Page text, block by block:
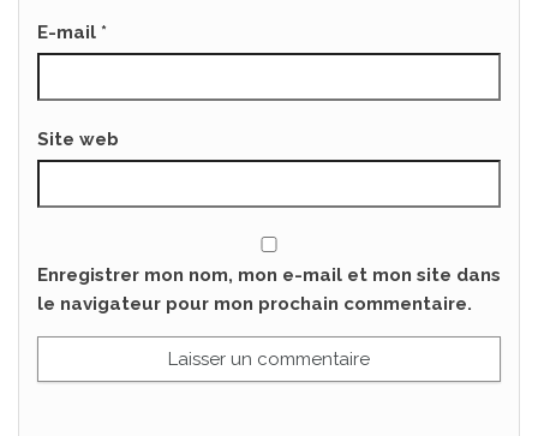
E-mail *
Site web
Enregistrer mon nom, mon e-mail et mon site dans
le navigateur pour mon prochain commentaire.